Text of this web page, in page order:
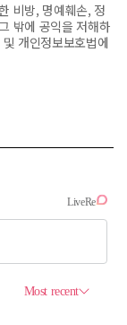
비방, 명예훼손, 정
밖에 공익을 저해하
개인정보보호법에